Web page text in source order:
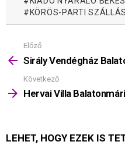
KÖRÖS-PARTI
Mutass
többet
Előző
Sirály Vendégház
Következő
Hervai Villa
LEHET, HOGY EZEK IS